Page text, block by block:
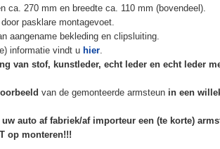
ca. 270 mm en breedte ca. 110 mm (bovendeel).
pasklare montagevoet.
aangename bekleding en clipsluiting.
informatie vindt u hier.
van stof, kunstleder, echt leder en echt leder
van de gemonteerde armsteun in een
uw auto af fabriek/af importeur een (te korte)
op monteren!!!